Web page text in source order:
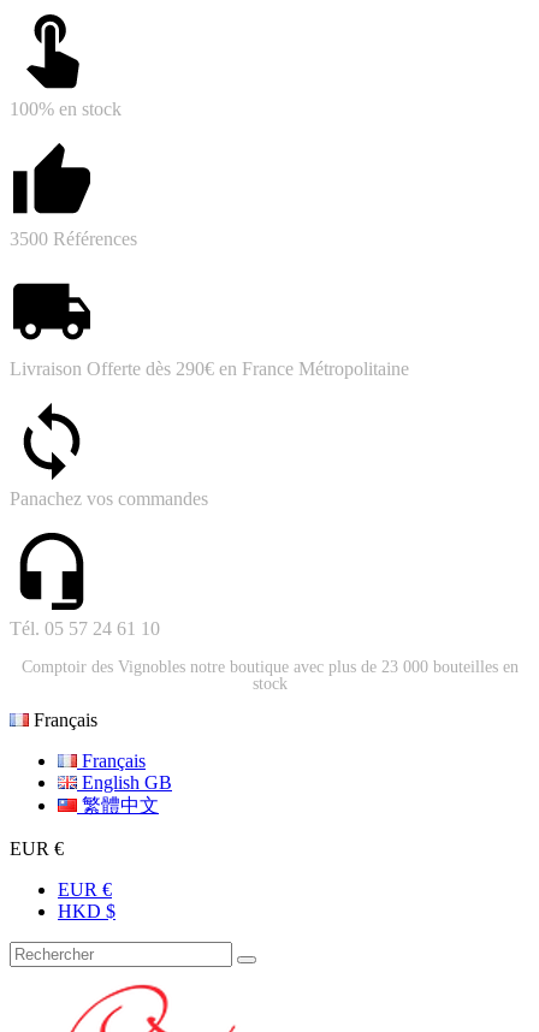
100% en stock
3500 Références
Livraison Offerte dès 290€ en France Métropolitaine
Panachez vos commandes
Tél. 05 57 24 61 10
Comptoir des Vignobles notre boutique avec plus de 23 000 bouteilles en
stock
Français
Français
English GB
繁體中文
EUR €
EUR €
HKD $